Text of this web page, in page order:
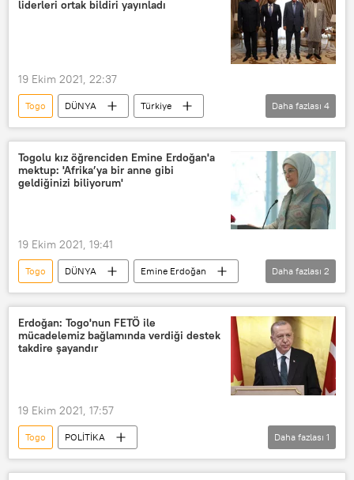
liderleri ortak bildiri yayınladı
19 Ekim 2021, 22:37
Togo DÜNYA
Türkiye
Recep Tayyip Erdoğan
Liberya
Burkina Faso
ortak bildiri
Daha fazlası 4
Togolu kız öğrenciden Emine Erdoğan'a
mektup: 'Afrika’ya bir anne gibi
geldiğinizi biliyorum'
19 Ekim 2021, 19:41
Togo DÜNYA
Emine Erdoğan
Mektup
kız çocuğu
Daha fazlası 2
Erdoğan: Togo'nun FETÖ ile
mücadelemiz bağlamında verdiği destek
takdire şayandır
19 Ekim 2021, 17:57
Togo
POLİTİKA
Recep Tayyip Erdoğan
Daha fazlası 1